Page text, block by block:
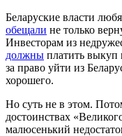
Беларуские власти
обещали не только
Инвесторам из
должны платить выкуп
за право уйти из
хорошего.
Но суть не в этом.
достоинствах
малюсенький